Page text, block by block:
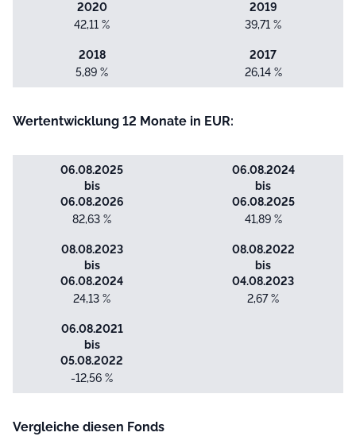
2020
42,11 %
2019
39,71 %
2018
5,89 %
2017
26,14 %
Wertentwicklung 12 Monate in EUR:
06.08.2025
bis
06.08.2026
82,63 %
06.08.2024
bis
06.08.2025
41,89 %
08.08.2023
bis
06.08.2024
24,13 %
08.08.2022
bis
04.08.2023
2,67 %
06.08.2021
bis
05.08.2022
-12,56 %
Vergleiche diesen Fonds